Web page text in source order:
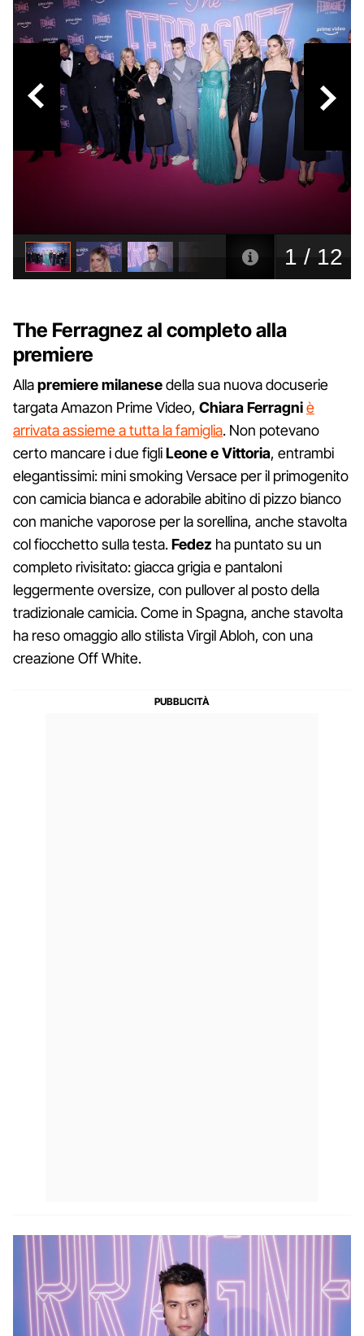
The Ferragnez al completo alla
premiere
Allapremiere milanesedella sua nuova docuserie
targata Amazon Prime Video, Chiara Ferragniè
arrivata assieme a tutta la famiglia. Non potevano
certo mancare i due figliLeone e Vittoria, entrambi
elegantissimi: mini smoking Versace per il primogenito
con camicia bianca e adorabile abitino di pizzo bianco
con maniche vaporose per la sorellina, anche stavolta
col fiocchetto sulla testa.Fedez ha puntato su un
completo rivisitato: giacca grigia e pantaloni
leggermente oversize, con pullover al posto della
tradizionale camicia. Come in Spagna, anche stavolta
ha reso omaggio allo stilista Virgil Abloh, con una
creazione Off White.